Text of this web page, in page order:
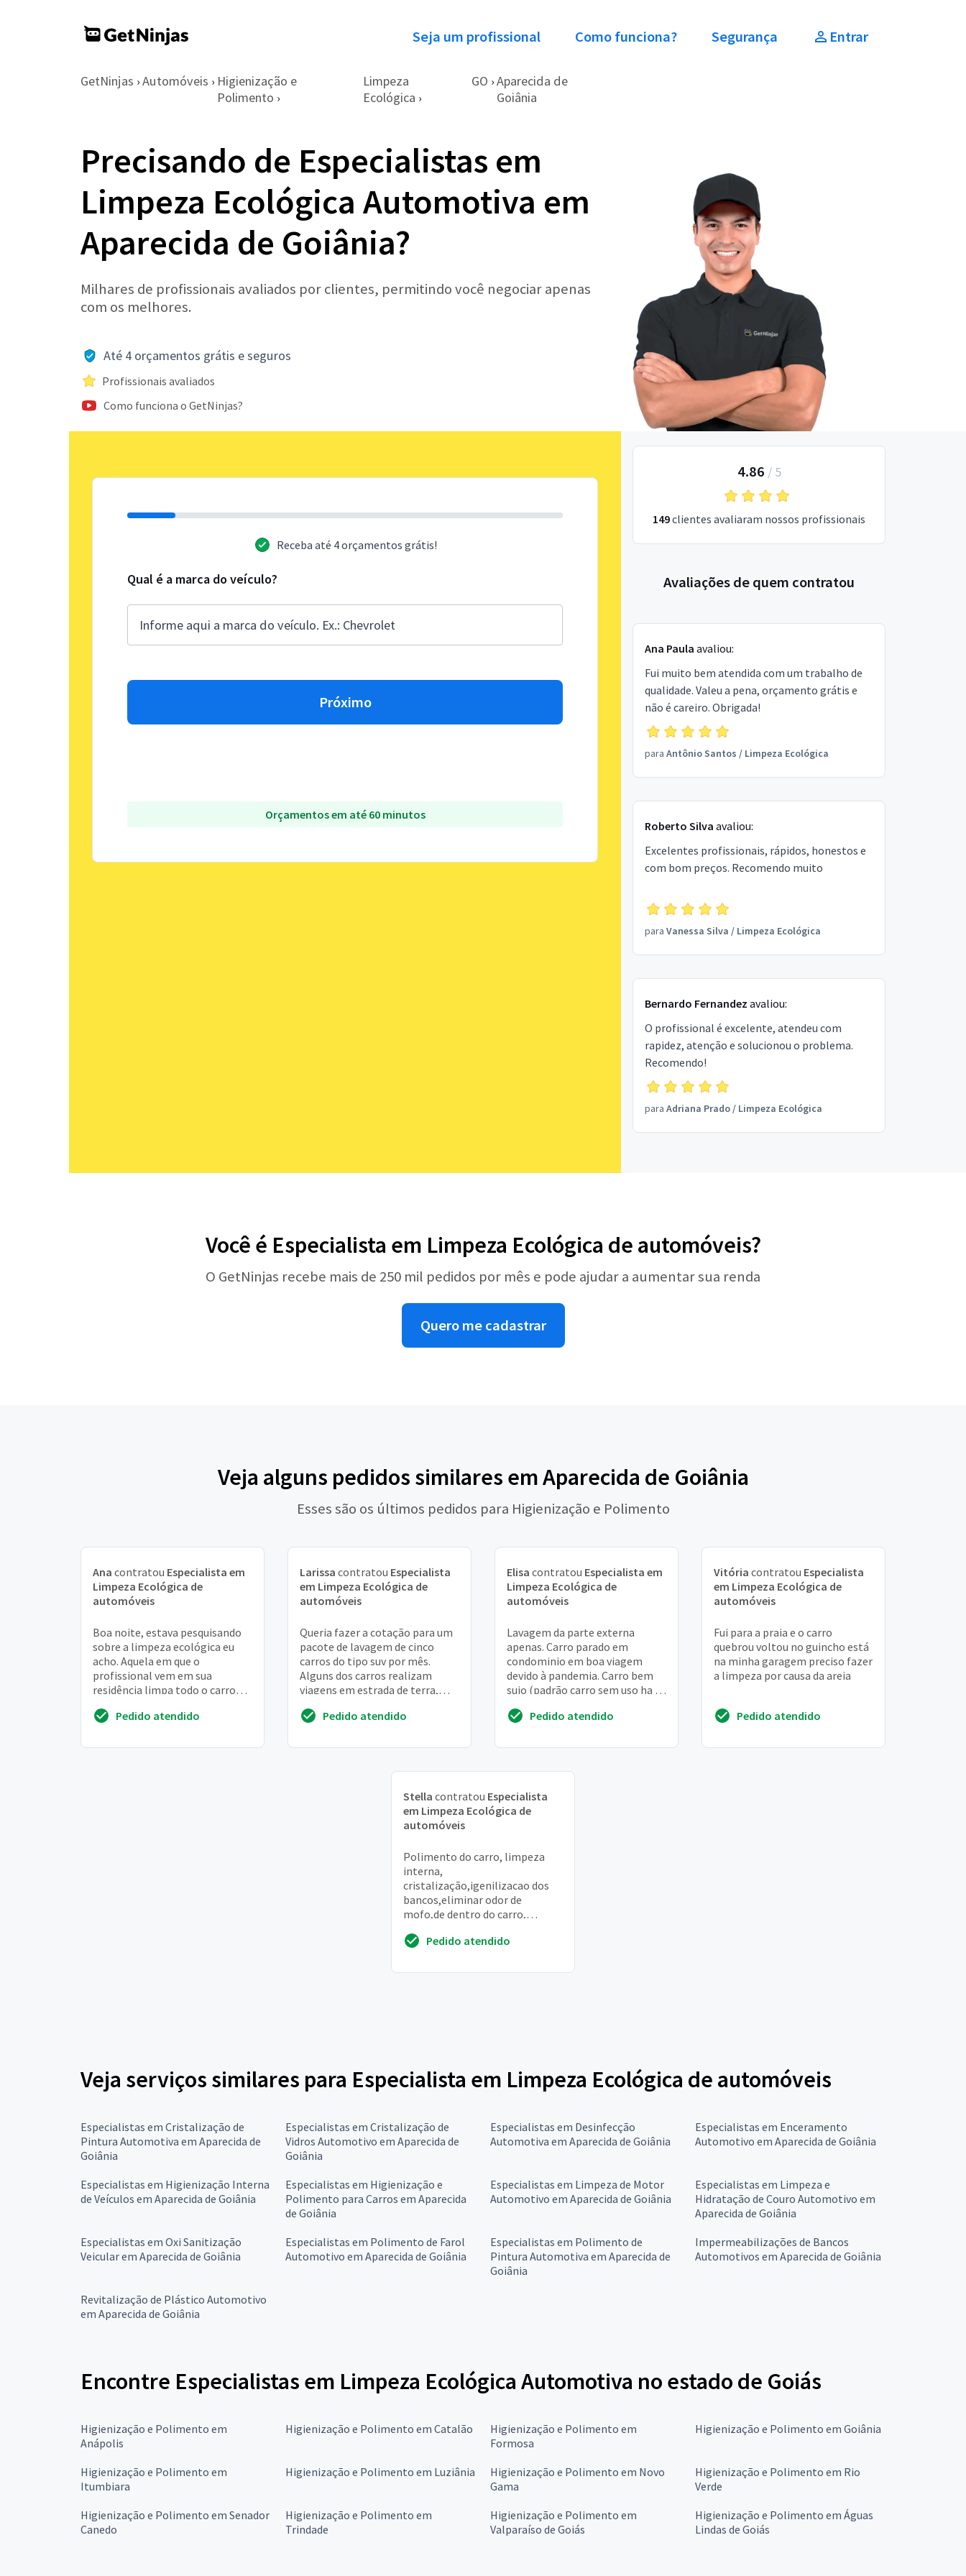
Seja um profissional Como funciona? Segurança Entrar
GetNinjas › Automóveis › Higienização e
Polimento ›
Limpeza
Ecológica ›
GO › Aparecida de
Goiânia
Precisando de Especialistas em
Limpeza Ecológica Automotiva em
Aparecida de Goiânia?
Milhares de profissionais avaliados por clientes, permitindo você negociar apenas
com os melhores.
Até 4 orçamentos grátis e seguros
Profissionais avaliados
Como funciona o GetNinjas?
Receba até 4 orçamentos grátis!
Qual é a marca do veículo?
Próximo
Orçamentos em até 60 minutos
4.86 / 5
149clientes avaliaram nossos profissionais
Avaliações de quem contratou
Ana Paula avaliou:
Fui muito bem atendida com um trabalho de
qualidade. Valeu a pena, orçamento grátis e
não é careiro. Obrigada!
para Antônio Santos / Limpeza Ecológica
Roberto Silva avaliou:
Excelentes profissionais, rápidos, honestos e
com bom preços. Recomendo muito
para Vanessa Silva / Limpeza Ecológica
Bernardo Fernandez avaliou:
O profissional é excelente, atendeu com
rapidez, atenção e solucionou o problema.
Recomendo!
para Adriana Prado/ Limpeza Ecológica
Você é Especialista em Limpeza Ecológica de automóveis?
O GetNinjas recebe mais de 250 mil pedidos por mês e pode ajudar a aumentar sua renda
Quero me cadastrar
Veja alguns pedidos similares em Aparecida de Goiânia
Esses são os últimos pedidos para Higienização e Polimento
Ana contratou Especialista em
Limpeza Ecológica de
automóveis
Boa noite, estava pesquisando
sobre a limpeza ecológica eu
acho. Aquela em que o
profissional vem em sua
residência limpa todo o carro
Pedido atendido
Larissa contratou Especialista
em Limpeza Ecológica de
automóveis
Queria fazer a cotação para um
pacote de lavagem de cinco
carros do tipo suv por mês.
Alguns dos carros realizam
viagens em estrada de terra,
remover sujeiras ...
Pedido atendido
Elisa contratou Especialista em
Limpeza Ecológica de
automóveis
Lavagem da parte externa
apenas. Carro parado em
condominio em boa viagem
devido à pandemia. Carro bem
sujo (padrão carro sem uso ha 1
Apenas área externa. Limp...
Pedido atendido
Vitória contratou Especialista
em Limpeza Ecológica de
automóveis
Fui para a praia e o carro
quebrou voltou no guincho está
na minha garagem preciso fazer
a limpeza por causa da areia
Pedido atendido
Stella contratou Especialista
em Limpeza Ecológica de
automóveis
Polimento do carro, limpeza
interna,
cristalização,igenilizacao dos
bancos,eliminar odor de
mofo,de dentro do carro,
novo,limpeza do subteto, por
Pedido atendido
Veja serviços similares para Especialista em Limpeza Ecológica de automóveis
Especialistas em Cristalização de
Pintura Automotiva em Aparecida de
Goiânia
Especialistas em Cristalização de
Vidros Automotivo em Aparecida de
Goiânia
Especialistas em Desinfecção
Automotiva em Aparecida de Goiânia
Especialistas em Enceramento
Automotivo em Aparecida de Goiânia
Especialistas em Higienização Interna
de Veículos em Aparecida de Goiânia
Especialistas em Higienização e
Polimento para Carros em Aparecida
de Goiânia
Especialistas em Limpeza de Motor
Automotivo em Aparecida de Goiânia
Especialistas em Limpeza e
Hidratação de Couro Automotivo em
Aparecida de Goiânia
Especialistas em Oxi Sanitização
Veicular em Aparecida de Goiânia
Especialistas em Polimento de Farol
Automotivo em Aparecida de Goiânia
Especialistas em Polimento de
Pintura Automotiva em Aparecida de
Goiânia
Impermeabilizações de Bancos
Automotivos em Aparecida de Goiânia
Revitalização de Plástico Automotivo
em Aparecida de Goiânia
Encontre Especialistas em Limpeza Ecológica Automotiva no estado de Goiás
Higienização e Polimento em
Anápolis
Higienização e Polimento em Catalão
Higienização e Polimento em
Formosa
Higienização e Polimento em Goiânia
Higienização e Polimento em
Itumbiara
Higienização e Polimento em Luziânia
Higienização e Polimento em Novo
Gama
Higienização e Polimento em Rio
Verde
Higienização e Polimento em Senador
Canedo
Higienização e Polimento em
Trindade
Higienização e Polimento em
Valparaíso de Goiás
Higienização e Polimento em Águas
Lindas de Goiás